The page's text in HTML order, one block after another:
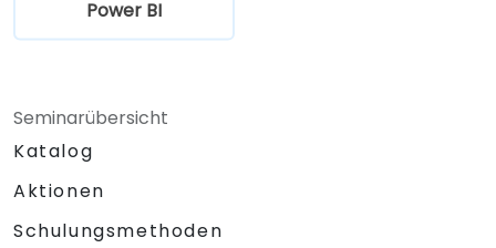
Power BI
Seminarübersicht
Katalog
Aktionen
Schulungsmethoden